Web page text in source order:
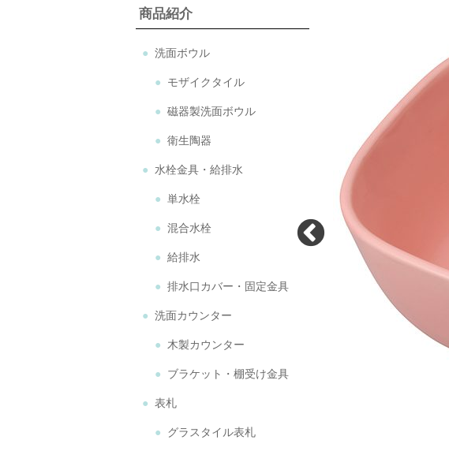
商品紹介
洗面ボウル
モザイクタイル
磁器製洗面ボウル
衛生陶器
水栓金具・給排水
単水栓
混合水栓
給排水
排水口カバー・固定金具
洗面カウンター
木製カウンター
ブラケット・棚受け金具
表札
グラスタイル表札